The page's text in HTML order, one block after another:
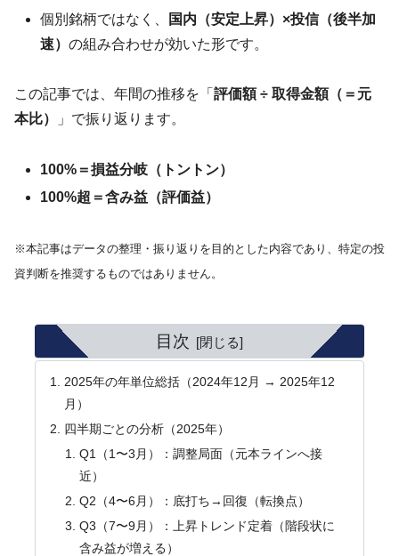
個別銘柄ではなく、
国内（安定上昇）×投信（後半加
速）の組み合わせが効いた形です。
この記事では、年間の推移を「 評価額 ÷ 取得金額（＝元
本比）
」で振り返ります。
100%＝損益分岐（トントン）
100%超＝含み益（評価益）
※本記事はデータの整理・振り返りを目的とした内容であり、特定の投
資判断を推奨するものではありません。
目次
2025年の年単位総括（2024年12月 → 2025年12
月）
四半期ごとの分析（2025年）
Q1（1〜3月）：調整局面（元本ラインへ接
近）
Q2（4〜6月）：底打ち→回復（転換点）
Q3（7〜9月）：上昇トレンド定着（階段状に
含み益が増える）